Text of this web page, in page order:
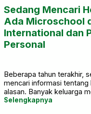
Sedang Mencari
Ada Microschool
International dan
Personal
Beberapa tahun terakhir,
mencari informasi
alasan. Banyak keluarga
cara belajar yang
Selengkapnya